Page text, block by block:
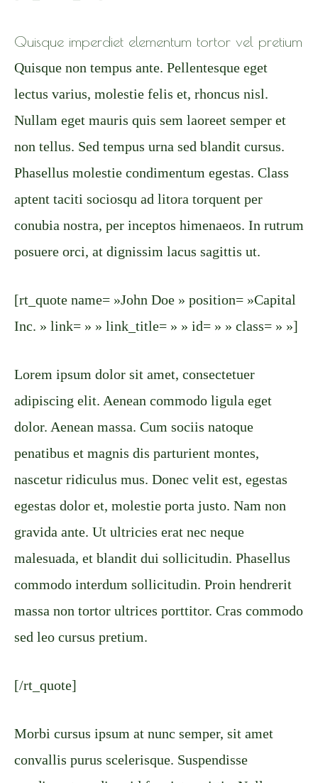
Quisque imperdiet elementum tortor vel pretium
Quisque non tempus ante. Pellentesque eget
lectus varius, molestie felis et, rhoncus nisl.
Nullam eget mauris quis sem laoreet semper et
non tellus. Sed tempus urna sed blandit cursus.
Phasellus molestie condimentum egestas. Class
aptent taciti sociosqu ad litora torquent per
conubia nostra, per inceptos himenaeos. In rutrum
posuere orci, at dignissim lacus sagittis ut.
[rt_quote name= »John Doe » position= »Capital
Inc. » link= » » link_title= » » id= » » class= » »]
Lorem ipsum dolor sit amet, consectetuer
adipiscing elit. Aenean commodo ligula eget
dolor. Aenean massa. Cum sociis natoque
penatibus et magnis dis parturient montes,
nascetur ridiculus mus. Donec velit est, egestas
egestas dolor et, molestie porta justo. Nam non
gravida ante. Ut ultricies erat nec neque
malesuada, et blandit dui sollicitudin. Phasellus
commodo interdum sollicitudin. Proin hendrerit
massa non tortor ultrices porttitor. Cras commodo
sed leo cursus pretium.
[/rt_quote]
Morbi cursus ipsum at nunc semper, sit amet
convallis purus scelerisque. Suspendisse